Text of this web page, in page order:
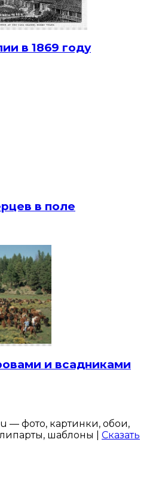
в 1869 году
в поле
и всадниками
— фото, картинки, обои,
шаблоны | Сказать